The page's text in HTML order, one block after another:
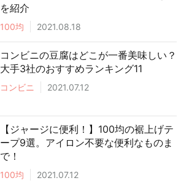
を紹介
100均 2021.08.18
コンビニの豆腐はどこが一番美味しい？
大手3社のおすすめランキング11
コンビニ 2021.07.12
【ジャージに便利！】100均の裾上げテ
ープ9選。アイロン不要な便利なものま
で！
100均 2021.07.12